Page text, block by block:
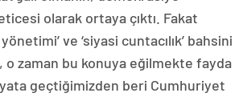
olarak ortaya çıktı. Fakat
ve ‘siyasi cuntacılık’ bahsini
o zaman bu konuya eğilmekte fayda
geçtiğimizden beri Cumhuriyet